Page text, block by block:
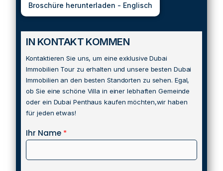
Broschüre herunterladen - Englisch
IN KONTAKT KOMMEN
Kontaktieren Sie uns, um eine exklusive Dubai
Immobilien Tour zu erhalten und unsere besten Dubai
Immobilien an den besten Standorten zu sehen. Egal,
ob Sie eine schöne Villa in einer lebhaften Gemeinde
oder ein Dubai Penthaus kaufen möchten,wir haben
für jeden etwas!
Ihr Name *